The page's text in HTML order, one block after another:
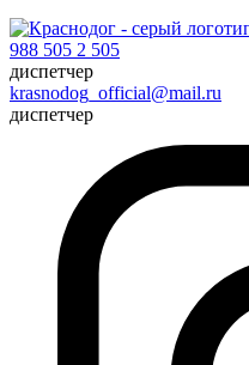
988 505 2 505
диспетчер
krasnodog_official@mail.ru
диспетчер